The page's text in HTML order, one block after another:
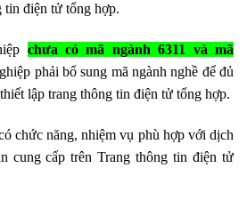
tin điện tử tổng hợp.
chưa có mã ngành 6311 và mã
phải bổ sung mã ngành nghề để đủ
lập trang thông tin điện tử tổng hợp.
chức năng, nhiệm vụ phù hợp với dịch
cung cấp trên Trang thông tin điện tử